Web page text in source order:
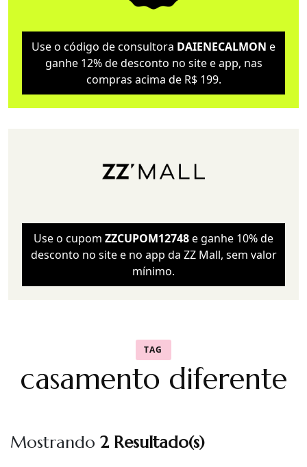
Use o código de consultora DAIENECALMON e
ganhe 12% de desconto no site e app, nas
compras acima de R$ 199.
Use o cupom ZZCUPOM12748e ganhe 10% de
desconto no site e no app da ZZ Mall, sem valor
mínimo.
TAG
casamento diferente
Mostrando 2 Resultado(s)